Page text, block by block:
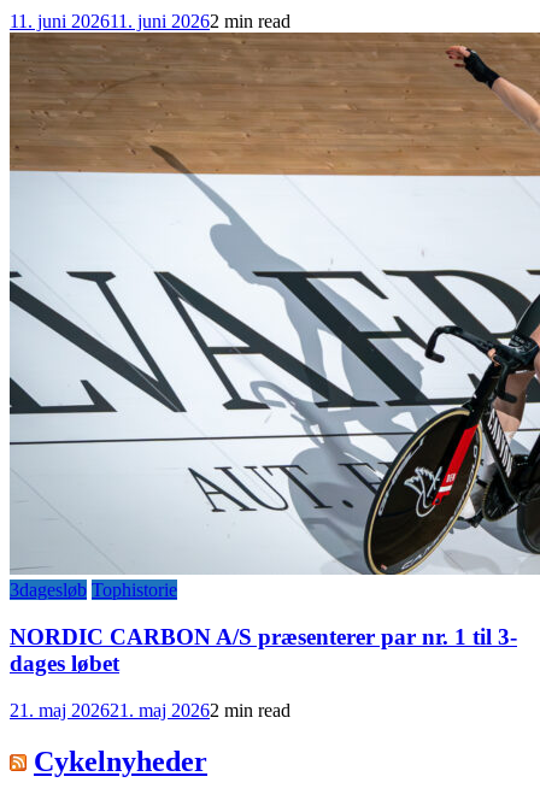
11. juni 202611. juni 20262 min read
3dagesløb Tophistorie
NORDIC CARBON A/S præsenterer par nr. 1 til 3-
dages løbet
21. maj 202621. maj 20262 min read
Cykelnyheder